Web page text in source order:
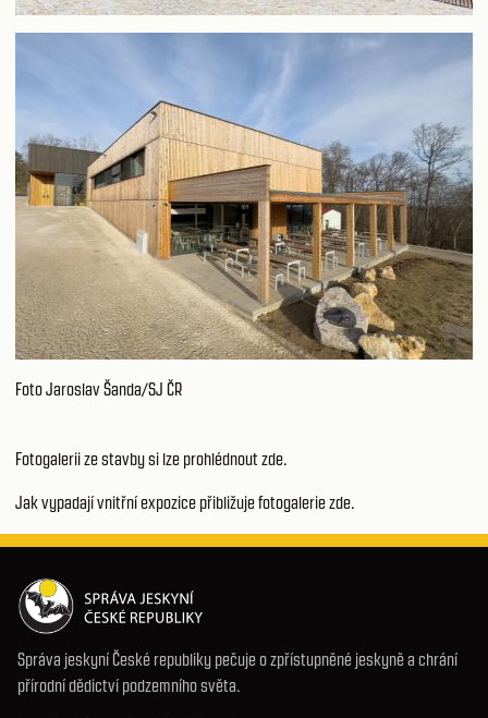
Foto Jaroslav Šanda/SJ ČR
Fotogalerii ze stavby si lze prohlédnout zde.
Jak vypadají vnitřní expozice přibližujefotogalerie zde.
Správa jeskyní České republiky pečuje o zpřístupněné jeskyně a chrání
přírodní dědictví podzemního světa.